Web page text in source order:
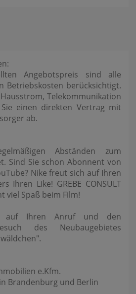
Angebotspreis sind alle
Betriebskosten berücksichtigt.
Telekommunikation
einen direkten Vertrag mit
ab.
Abständen zum
Sind Sie schon Abonnent von
Nike freut sich auf Ihren
Ihren Like! GREBE CONSULT
viel Spaß beim Film!
auf Ihren Anruf und den
des Neubaugebietes
e.Kfm.
Brandenburg und Berlin